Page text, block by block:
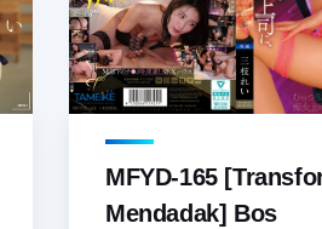
MFYD-165
Mendadak] Bos